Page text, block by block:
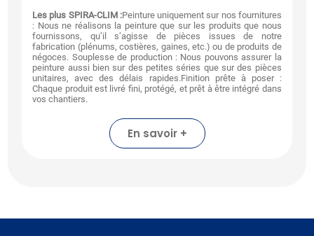
Les plus SPIRA-CLIM :Peinture uniquement sur nos fournitures
: Nous ne réalisons la peinture que sur les produits que nous
fournissons, qu’il s’agisse de pièces issues de notre
fabrication (plénums, costières, gaines, etc.) ou de produits de
négoces. Souplesse de production : Nous pouvons assurer la
peinture aussi bien sur des petites séries que sur des pièces
unitaires, avec des délais rapides.Finition prête à poser :
Chaque produit est livré fini, protégé, et prêt à être intégré dans
vos chantiers.
En savoir +